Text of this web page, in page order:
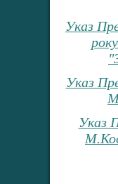
Указ
Указ
Указ